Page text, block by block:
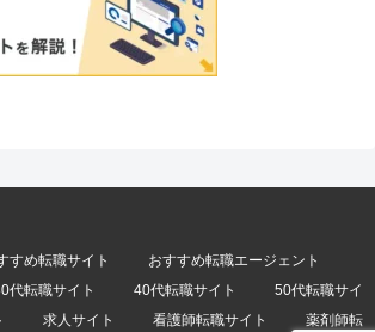
すめ転職サイト
おすすめ転職エージェント
代転職サイト 40代転職サイト
50代転職サイ
求人サイト 看護師転職サイト 薬剤師転